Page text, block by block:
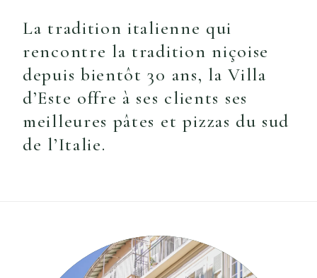
La tradition italienne qui
rencontre la tradition niçoise
depuis bientôt 30 ans, la Villa
d’Este offre à ses clients ses
meilleures pâtes et pizzas du sud
de l’Italie.